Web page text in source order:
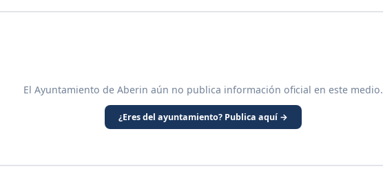
El Ayuntamiento de Aberin aún no publica información oficial en este medio.
¿Eres del ayuntamiento? Publica aquí →